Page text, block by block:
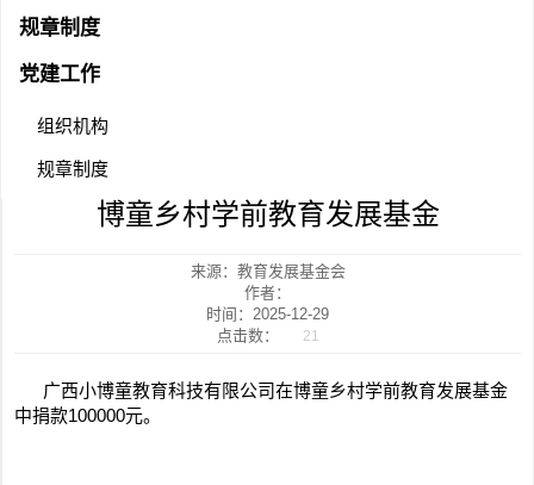
规章制度
党建工作
组织机构
规章制度
博童乡村学前教育发展基金
来源：教育发展基金会
作者：
时间：2025-12-29
点击数：
21
广西小博童教育科技有限公司在博童乡村学前教育发展基金
中捐款100000元。